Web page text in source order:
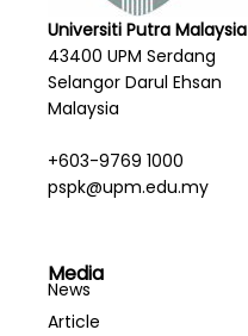
Universiti Putra Malaysia
43400 UPM Serdang
Selangor Darul Ehsan
Malaysia
+603-9769 1000
pspk@upm.edu.my
Media
News
Article